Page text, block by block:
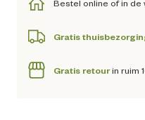
Bestel online of in de
Gratis
Gratis retourin ruim